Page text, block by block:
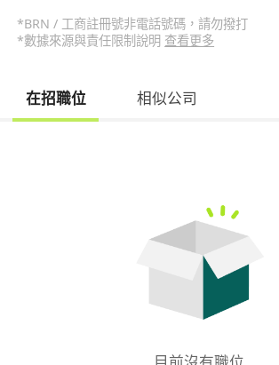
*BRN / 工商註冊號非電話號碼，請勿撥打
*數據來源與責任限制說明 查看更多
在招職位 相似公司